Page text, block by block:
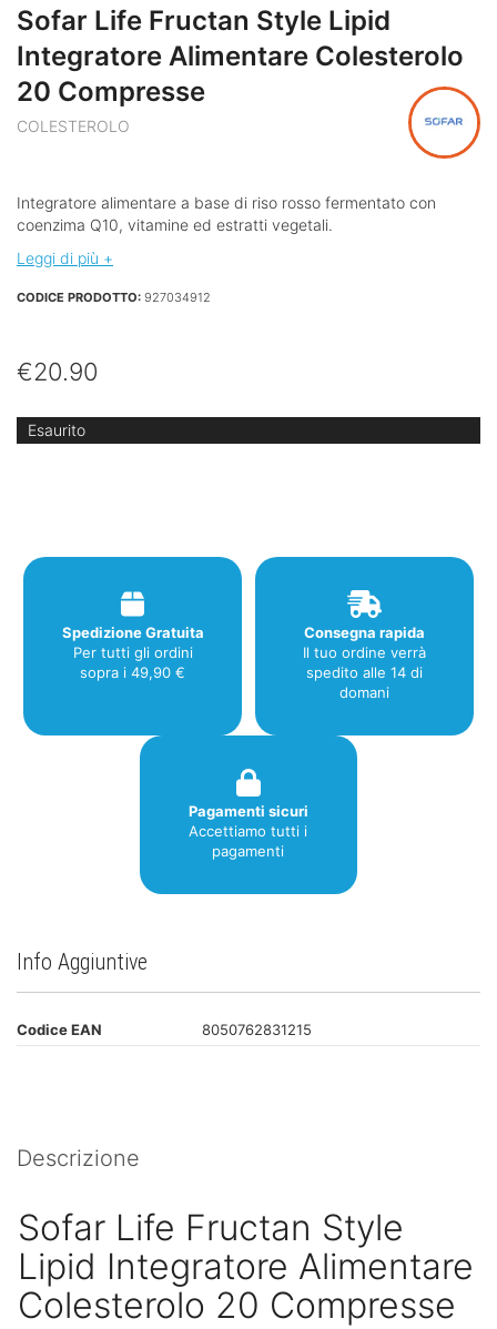
Sofar Life Fructan Style Lipid
Integratore Alimentare Colesterolo
20 Compresse
COLESTEROLO
Integratore alimentare a base di riso rosso fermentato con
coenzima Q10, vitamine ed estratti vegetali.
Leggi di più +
CODICE PRODOTTO: 927034912
€20.90
Esaurito
Spedizione Gratuita
Per tutti gli ordini
sopra i 49,90 €
Consegna rapida
Il tuo ordine verrà
spedito alle 14 di
domani
Pagamenti sicuri
Accettiamo tutti i
pagamenti
Info Aggiuntive
Codice EAN 8050762831215
Descrizione
Sofar Life Fructan Style
Lipid Integratore Alimentare
Colesterolo 20 Compresse